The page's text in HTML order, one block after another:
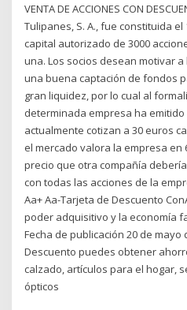
VENTA DE ACCIONES CON
Tulipanes, S. A., fue constituida
capital autorizado de 3000
una. Los socios desean motivar
una buena captación de fondos
gran liquidez, por lo cual al
determinada empresa ha
actualmente cotizan a 30 euros
el mercado valora la empresa en
precio que otra compañía
con todas las acciones de la
Aa+ Aa-Tarjeta de Descuento
poder adquisitivo y la economía
Fecha de publicación 20 de mayo
Descuento puedes obtener
calzado, artículos para el hogar,
ópticos